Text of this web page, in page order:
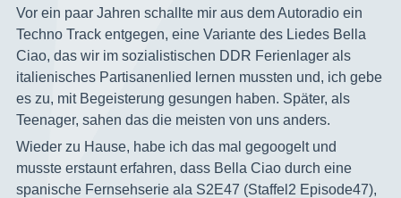
‍Vor ein paar Jahren schallte mir aus dem Autoradio ein
Techno Track entgegen, eine Variante des Liedes Bella
Ciao, das wir im sozialistischen DDR Ferienlager als
italienisches Partisanenlied lernen mussten und, ich gebe
es zu, mit Begeisterung gesungen haben. Später, als
Teenager, sahen das die meisten von uns anders.
Wieder zu Hause, habe ich das mal gegoogelt und
musste erstaunt erfahren, dass Bella Ciao durch eine
spanische Fernsehserie ala S2E47 (Staffel2 Episode47),